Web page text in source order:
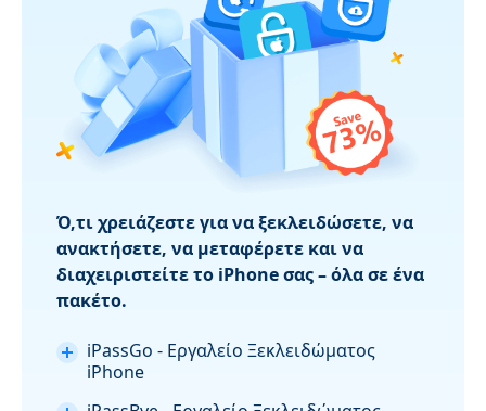
Ό,τι χρειάζεστε για να ξεκλειδώσετε, να
ανακτήσετε, να μεταφέρετε και να
διαχειριστείτε το iPhone σας – όλα σε ένα
πακέτο.
iPassGo - Εργαλείο Ξεκλειδώματος
iPhone